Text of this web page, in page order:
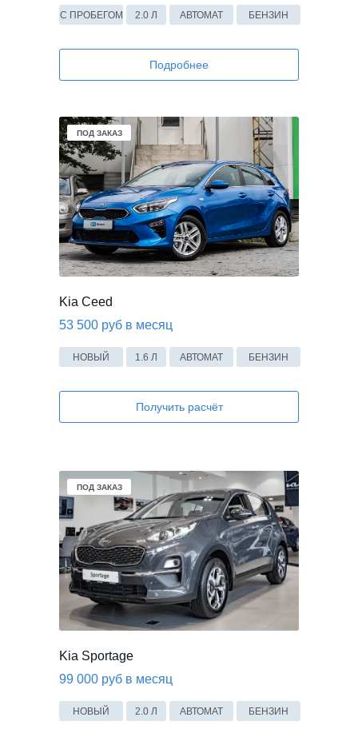
2.0 Л АВТОМАТ БЕНЗИН
С ПРОБЕГОМ
Kia Ceed
53 500 руб в месяц
1.6 Л АВТОМАТ БЕНЗИН
НОВЫЙ
Подробнее
Получить расчёт
ПОД ЗАКАЗ
ПОД ЗАКАЗ
ПОД ЗАКАЗ
Kia Sportage
99 000 руб в месяц
2.0 Л АВТОМАТ БЕНЗИН
НОВЫЙ
ПОД ЗАКАЗ